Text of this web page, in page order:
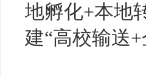
地孵化+本地
建“高校输送